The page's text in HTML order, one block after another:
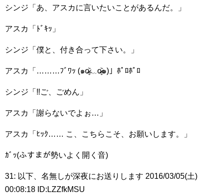
シンジ「あ、アスカに言いたいことがあるんだ。」
アスカ「ﾄﾞｷｯ」
シンジ「僕と、付き合って下さい。」
アスカ「………ﾌﾞﾜｯ (๑o̴̶̷̥᷅﹏o̴̶̷̥᷅๑)」ﾎﾟﾛﾎﾟﾛ
シンジ「‼︎ご、ごめん」
アスカ「謝らないでよぉ…」
アスカ「ﾋｯｸ…… こ、こちらこそ、お願いします。」
ｶﾞｯ(ふすまが勢いよく開く音)
31: 以下、名無しが深夜にお送りします 2016/03/05(土)
00:08:18 ID:LZZfkMSU